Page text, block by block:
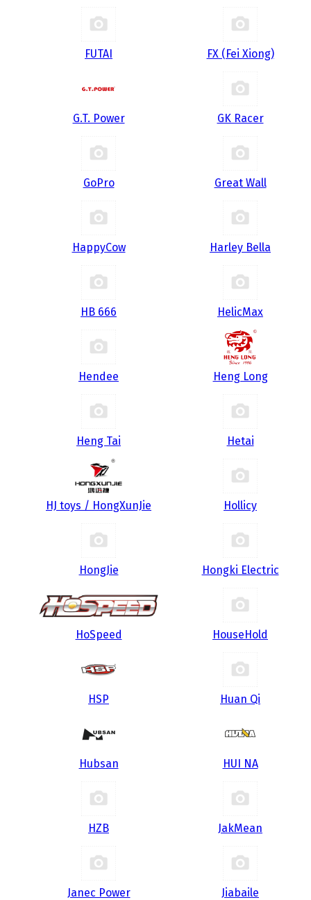
FUTAI FX (Fei Xiong)
G.T. Power GK Racer
GoPro Great Wall
HappyCow Harley Bella
HB 666 HelicMax
Hendee Heng Long
Heng Tai Hetai
HJ toys / HongXunJie Hollicy
HongJie Hongki Electric
HoSpeed HouseHold
HSP Huan Qi
Hubsan HUI NA
HZB JakMean
Janec Power Jiabaile